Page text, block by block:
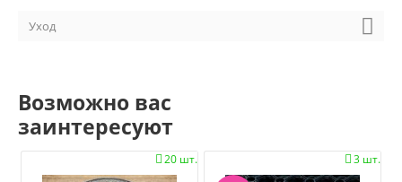
Уход
Возможно вас
заинтересуют
20 шт.
 3 шт.
